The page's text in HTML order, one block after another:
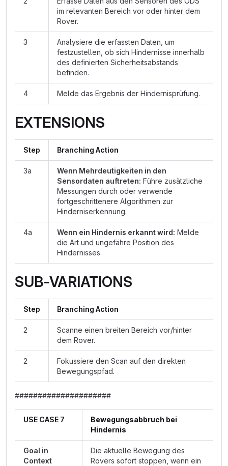
im relevanten Bereich vor oder hinter dem
Rover.
3
Analysiere die erfassten Daten, um
festzustellen, ob sich Hindernisse innerhalb
des definierten Sicherheitsabstands
befinden.
4 Melde das Ergebnis der Hindernisprüfung.
EXTENSIONS
Step Branching Action
3a
Wenn Mehrdeutigkeiten in den
Sensordaten auftreten: Führe zusätzliche
Messungen durch oder verwende
fortgeschrittenere Algorithmen zur
Hinderniserkennung.
4a Wenn ein Hindernis erkannt wird: Melde
die Art und ungefähre Position des
Hindernisses.
SUB-VARIATIONS
Step Branching Action
2
Scanne einen breiten Bereich vor/hinter
dem Rover.
2
Fokussiere den Scan auf den direkten
Bewegungspfad.
#####################
USE CASE 7
Bewegungsabbruch bei
Hindernis
Goal in
Context
Die aktuelle Bewegung des
Rovers sofort stoppen, wenn ein